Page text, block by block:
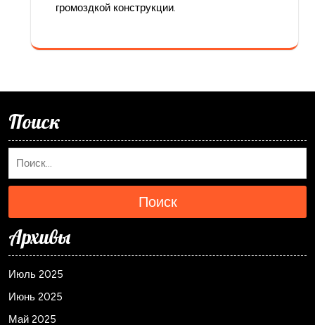
громоздкой конструкции.
Поиск
Поиск
Архивы
Июль 2025
Июнь 2025
Май 2025